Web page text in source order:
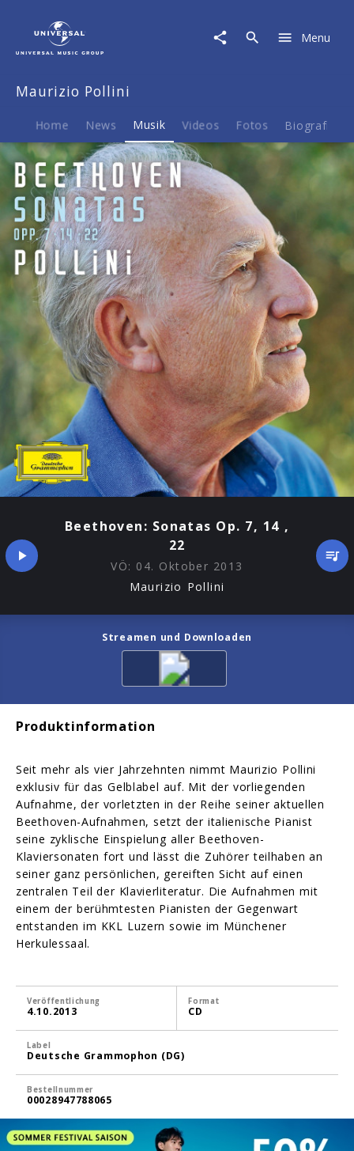
Musik
Beethoven:
7,
14
Menu
Maurizio Pollini
Home News Musik Videos Fotos Biografie
Beethoven: Sonatas Op. 7, 14 ,
22
VÖ: 04. Oktober 2013
Maurizio Pollini
Streamen und Downloaden
Produktinformation
Seit mehr als vier Jahrzehnten nimmt Maurizio Pollini
exklusiv für das Gelblabel auf. Mit der vorliegenden
Aufnahme, der vorletzten in der Reihe seiner aktuellen
Beethoven-Aufnahmen, setzt der italienische Pianist
seine zyklische Einspielung aller Beethoven-
Klaviersonaten fort und lässt die Zuhörer teilhaben an
seiner ganz persönlichen, gereiften Sicht auf einen
zentralen Teil der Klavierliteratur. Die Aufnahmen mit
einem der berühmtesten Pianisten der Gegenwart
entstanden im KKL Luzern sowie im Münchener
Herkulessaal.
Veröffentlichung
4.10.2013
Format
CD
Label
Deutsche Grammophon (DG)
Bestellnummer
00028947788065